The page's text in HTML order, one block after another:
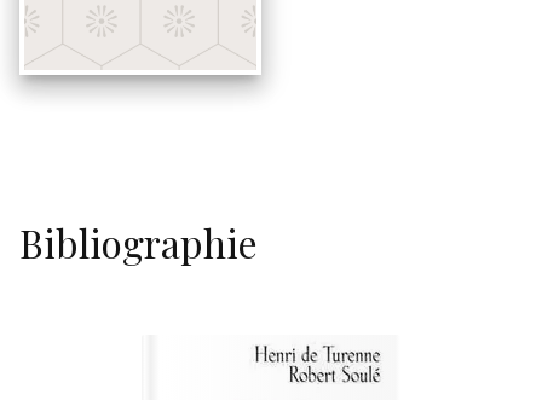
Bibliographie